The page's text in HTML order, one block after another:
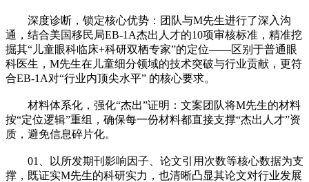
深度诊断，锁定核心优势：团队与M先生进行了深入沟
通，结合美国移民局EB-1A杰出人才的10项审核标准，精准挖
掘其“儿童眼科临床+科研双栖专家”的定位——区别于普通眼
科医生，M先生在儿童细分领域的技术突破与行业贡献，更符
合EB-1A对“行业内顶尖水平” 的核心要求。
材料体系化，强化“杰出”证明：文案团队将M先生的材料
按“定位逻辑”重组，确保每一份材料都直接支撑“杰出人才”资
质，避免信息碎片化。
01、以所发期刊影响因子、论文引用次数等核心数据为支
撑，既证实M先生的科研实力，也清晰凸显其论文对行业发展